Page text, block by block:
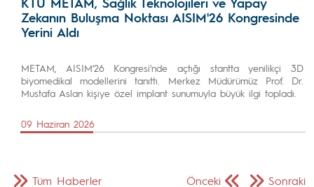
Zekanın Buluşma Noktası AISIM'26 Kongresinde
Yerini Aldı
METAM, AISIM'26 Kongresi'nde açtığı stantta yenilikçi 3D
biyomedikal modellerini tanıttı. Merkez Müdürümüz Prof. Dr.
Mustafa Aslan kişiye özel implant sunumuyla büyük ilgi topladı.
09 Haziran 2026
Önceki Sonraki
Tüm Haberler